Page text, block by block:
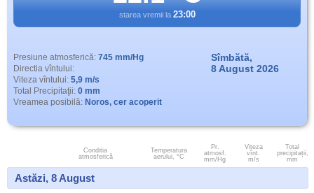
starea vremii la 23:00
Presiune atmosferică: 745 mm/Hg
Directia vîntului:
Viteza vîntului: 5,9 m/s
Total Precipitaţii: 0 mm
Vreamea posibilă: Noros, cer acoperit
Sîmbătă,
8 August 2026
Conditia
atmosferică
Temperatura
aerului, °C
Pr.
atmosf.
mm/Hg
Viteza
vînt.
m/s
Total
precipitații,
mm
Astăzi, 8 August